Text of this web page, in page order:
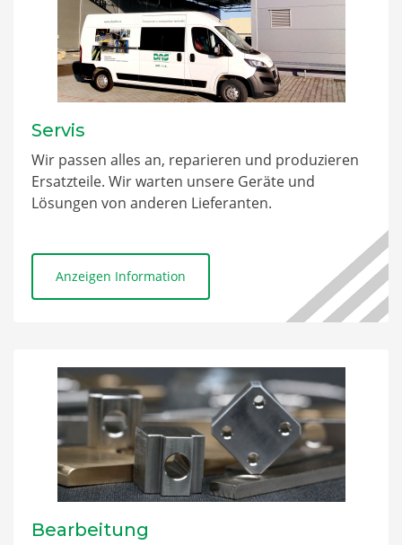
Servis
Wir passen alles an, reparieren und produzieren
Ersatzteile. Wir warten unsere Geräte und
Lösungen von anderen Lieferanten.
Anzeigen Information
Bearbeitung